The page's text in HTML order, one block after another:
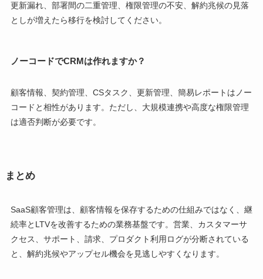
更新漏れ、部署間の二重管理、権限管理の不安、解約兆候の見落
としが増えたら移行を検討してください。
ノーコードでCRMは作れますか？
顧客情報、契約管理、CSタスク、更新管理、簡易レポートはノー
コードと相性があります。ただし、大規模連携や高度な権限管理
は適否判断が必要です。
まとめ
SaaS顧客管理は、顧客情報を保存するための仕組みではなく、継
続率とLTVを改善するための業務基盤です。営業、カスタマーサ
クセス、サポート、請求、プロダクト利用ログが分断されている
と、解約兆候やアップセル機会を見逃しやすくなります。